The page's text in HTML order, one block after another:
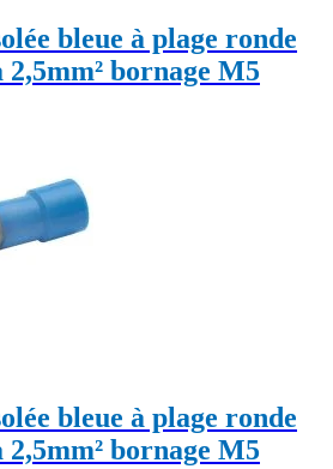
bleue à plage ronde
2,5mm² bornage M5
bleue à plage ronde
2,5mm² bornage M5